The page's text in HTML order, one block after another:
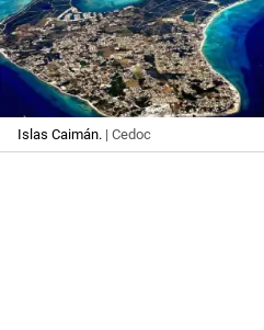
Islas Caimán. | Cedoc